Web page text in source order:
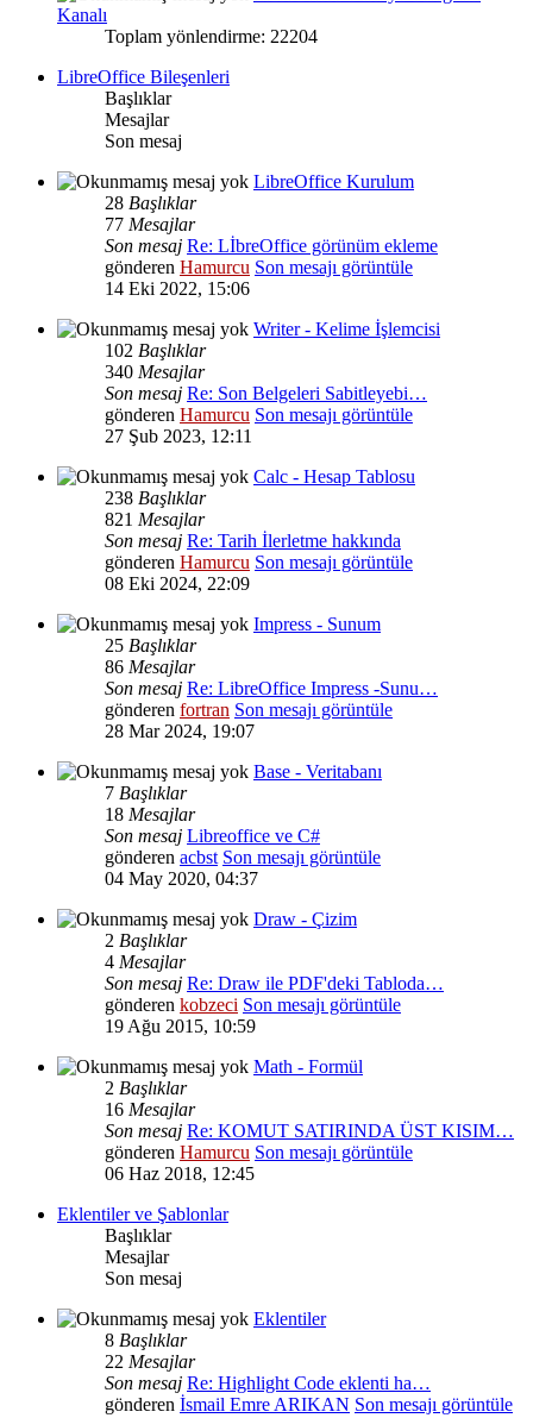
Kanalı
Toplam yönlendirme: 22204
LibreOffice Bileşenleri
Başlıklar
Mesajlar
Son mesaj
LibreOffice Kurulum
28 Başlıklar
77 Mesajlar
Son mesaj Re: LİbreOffice görünüm ekleme
gönderen Hamurcu Son mesajı görüntüle
14 Eki 2022, 15:06
Writer - Kelime İşlemcisi
102 Başlıklar
340 Mesajlar
Son mesaj Re: Son Belgeleri Sabitleyebi…
gönderen Hamurcu Son mesajı görüntüle
27 Şub 2023, 12:11
Calc - Hesap Tablosu
238 Başlıklar
821 Mesajlar
Son mesaj Re: Tarih İlerletme hakkında
gönderen Hamurcu Son mesajı görüntüle
08 Eki 2024, 22:09
Impress - Sunum
25 Başlıklar
86 Mesajlar
Son mesaj Re: LibreOffice Impress -Sunu…
gönderen fortran Son mesajı görüntüle
28 Mar 2024, 19:07
Base - Veritabanı
7 Başlıklar
18 Mesajlar
Son mesaj Libreoffice ve C#
gönderen acbst Son mesajı görüntüle
04 May 2020, 04:37
Draw - Çizim
2 Başlıklar
4 Mesajlar
Son mesaj Re: Draw ile PDF'deki Tabloda…
gönderen kobzeci Son mesajı görüntüle
19 Ağu 2015, 10:59
Math - Formül
2 Başlıklar
16 Mesajlar
Son mesaj Re: KOMUT SATIRINDA ÜST KISIM…
gönderen Hamurcu Son mesajı görüntüle
06 Haz 2018, 12:45
Eklentiler ve Şablonlar
Başlıklar
Mesajlar
Son mesaj
Eklentiler
8 Başlıklar
22 Mesajlar
Son mesaj Re: Highlight Code eklenti ha…
gönderen İsmail Emre ARIKAN Son mesajı görüntüle